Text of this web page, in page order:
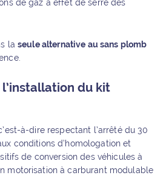
de gaz à effet de serre des
laseule alternative au sans plomb
du kit
à-dire respectant l’arrêté du 30
conditions d’homologation et
de conversion des véhicules à
motorisation à carburant modulable